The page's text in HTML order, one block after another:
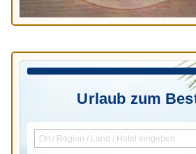
Urlaub zum